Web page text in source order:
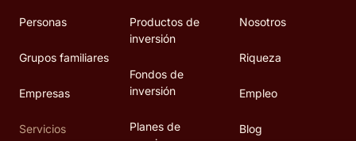
Personas
Grupos familiares
Empresas
Servicios
Productos de
inversión
Fondos de
inversión
Planes de
Nosotros
Riqueza
Empleo
Blog